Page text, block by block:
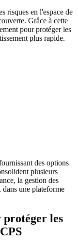
risques en l'espace de
Grâce à cette
pour protéger les
plus rapide.
des options
plusieurs
la gestion des
dans une plateforme
protéger les